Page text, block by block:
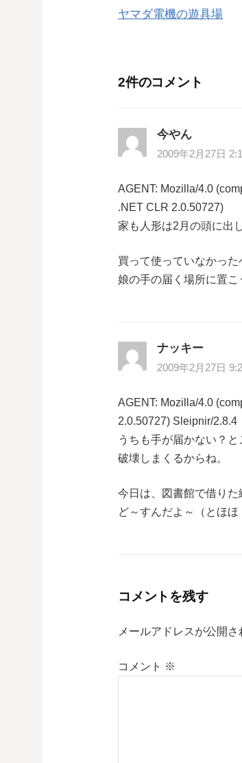
ビ
ゲ
ー
シ
ョ
ン
ヤマダ電機の遊具場
2件のコメント
今やん
2009年2月27日
AGENT: Mozilla/4.0
.NET CLR 2.0.50727)
家も人形は2月の頭に出
買って使っていなかった
娘の手の届く場所に置こ
ナッキー
2009年2月27日
AGENT: Mozilla/4.0
2.0.50727) Sleipnir/2.8.4
うちも手が届かない？と
破壊しまくるからね。
今日は、図書館で借りた
ど～すんだよ～（とほほ
コメントを残す
メールアドレスが公開さ
コメント ※